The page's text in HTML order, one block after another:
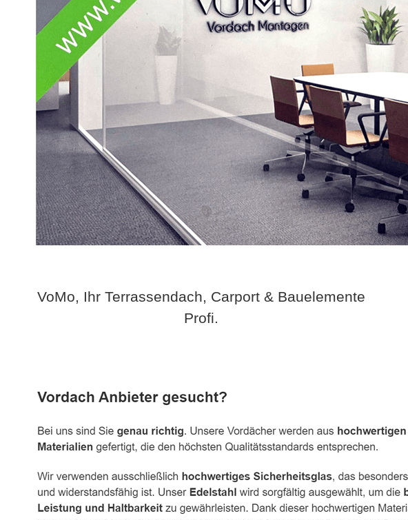
VoMo, Ihr Terrassendach, Carport & Bauelemente
Profi.